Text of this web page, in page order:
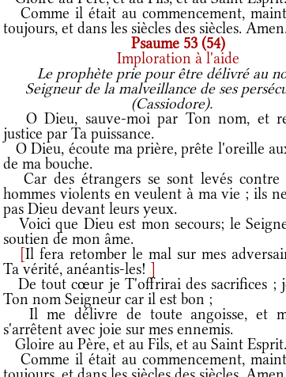
Comme il était au commencement,
toujours, et dans les siècles des siècles. Amen.
Psaume 53 (54)
Imploration à l'aide
Le prophète prie pour être délivré au
Seigneur de la malveillance de ses
(Cassiodore).
O Dieu, sauve-moi par Ton nom, et
justice par Ta puissance.
O Dieu, écoute ma prière, prête l'oreille
de ma bouche.
Car des étrangers se sont levés contre
hommes violents en veulent à ma vie ; ils
pas Dieu devant leurs yeux.
Voici que Dieu est mon secours; le
soutien de mon âme.
[Il fera retomber le mal sur mes
Ta vérité, anéantis-les!]
De tout cœur je T'offrirai des sacrifices ;
Ton nom Seigneur car il est bon ;
Il me délivre de toute angoisse, et
s'arrêtent avec joie sur mes ennemis.
Gloire au Père, et au Fils, et au Saint Esprit.
Comme il était au commencement,